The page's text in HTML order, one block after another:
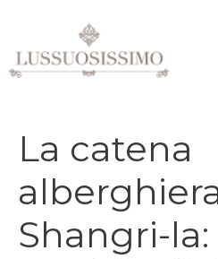
contenuto
La catena
Shangri-